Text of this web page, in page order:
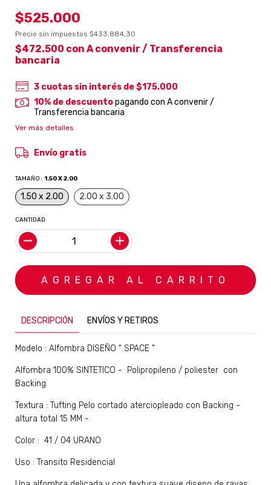
$525.000
Precio sin impuestos $433.884,30
$472.500 con A convenir / Transferencia
bancaria
3 cuotas sin interés de$175.000
10% de descuentopagando con A convenir /
Transferencia bancaria
Ver más detalles
Envío gratis
TAMAÑO : 1.50 X 2.00
1.50 x 2.00 2.00 x 3.00
CANTIDAD
DESCRIPCIÓN ENVÍOS Y RETIROS
Modelo : Alfombra DISEÑO " SPACE "
Alfombra 100% SINTETICO - Polipropileno / poliester con
Backing
Textura : Tufting Pelo cortado aterciopleado con Backing -
altura total 15 MM -
Color : 41 / 04 URANO
Uso : Transito Residencial